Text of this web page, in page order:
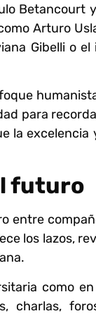
Betancourt
Arturo
Gibelli o el
para
la excelencia
futuro
entre
los lazos,
como
charlas,